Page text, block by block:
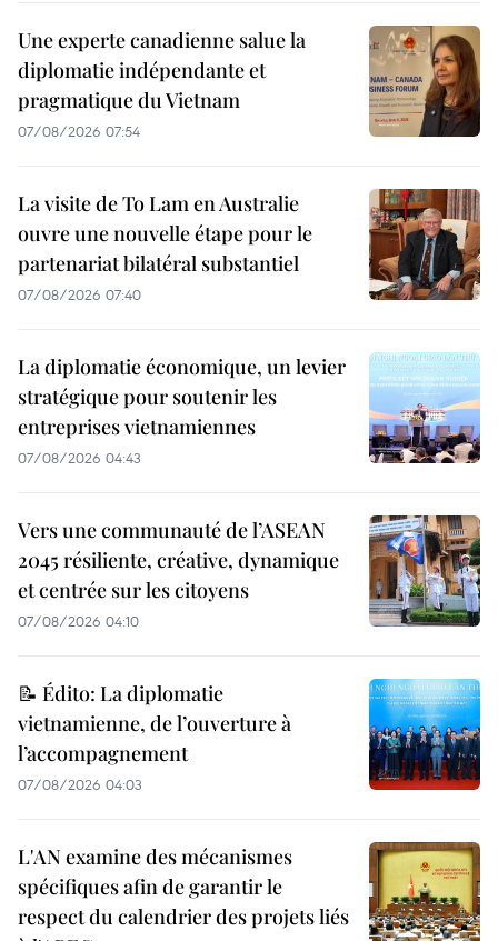
Une experte canadienne salue la
diplomatie indépendante et
pragmatique du Vietnam
07/08/2026 07:54
La visite de To Lam en Australie
ouvre une nouvelle étape pour le
partenariat bilatéral substantiel
07/08/2026 07:40
La diplomatie économique, un levier
stratégique pour soutenir les
entreprises vietnamiennes
07/08/2026 04:43
Vers une communauté de l’ASEAN
2045 résiliente, créative, dynamique
et centrée sur les citoyens
07/08/2026 04:10
📝 Édito: La diplomatie
vietnamienne, de l’ouverture à
l’accompagnement
07/08/2026 04:03
L'AN examine des mécanismes
spécifiques afin de garantir le
respect du calendrier des projets liés